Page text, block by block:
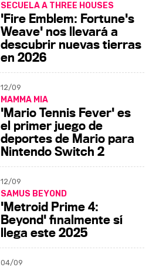
SECUELA A THREE HOUSES
'Fire Emblem: Fortune's
Weave' nos llevará a
descubrir nuevas tierras
en 2026
12/09
MAMMA MIA
'Mario Tennis Fever' es
el primer juego de
deportes de Mario para
Nintendo Switch 2
12/09
SAMUS BEYOND
'Metroid Prime 4:
Beyond' finalmente sí
llega este 2025
04/09